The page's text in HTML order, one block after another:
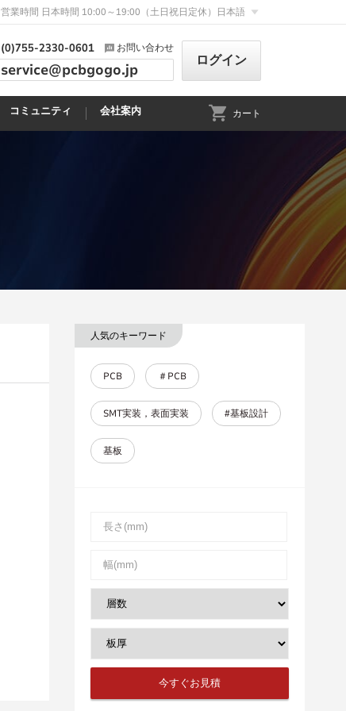
業時間 日本時間 10:00～19:00（土日祝日定休） 日本語
2330-0601 お問い合わせ
service@pcbgogo.jp ログイン
コミュニティ 会社案内 カート
人気のキーワード
PCB ＃PCB
SMT実装，表面実装 #基板設計
基板